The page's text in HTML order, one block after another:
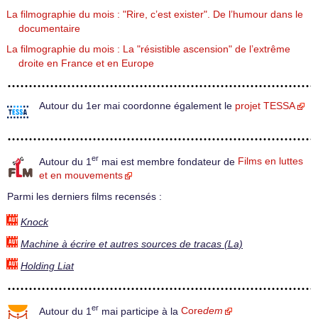
La filmographie du mois : "Rire, c’est exister". De l’humour dans le
documentaire
La filmographie du mois : La "résistible ascension" de l’extrême
droite en France et en Europe
Autour du 1er mai coordonne également le projet TESSA
Autour du 1 er mai est membre fondateur de Films en luttes
et en mouvements
Parmi les derniers films recensés :
Knock
Machine à écrire et autres sources de tracas (La)
Holding Liat
Autour du 1 er mai participe à la Coredem